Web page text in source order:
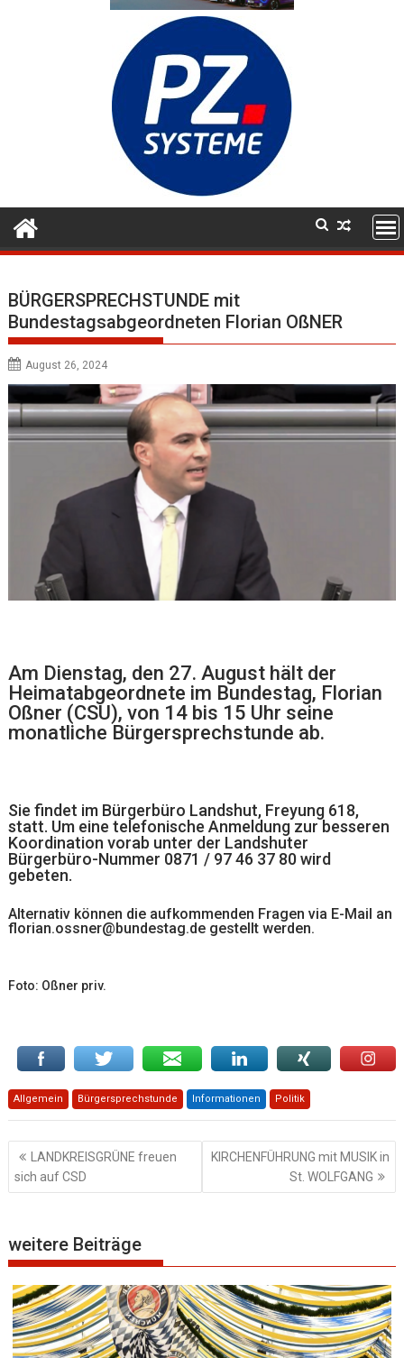
BÜRGERSPRECHSTUNDE mit
Bundestagsabgeordneten Florian OßNER
August 26, 2024
Am Dienstag, den 27. August hält der
Heimatabgeordnete im Bundestag, Florian
Oßner (CSU), von 14 bis 15 Uhr seine
monatliche Bürgersprechstunde ab.
Sie findet im Bürgerbüro Landshut, Freyung 618,
statt. Um eine telefonische Anmeldung zur besseren
Koordination vorab unter der Landshuter
Bürgerbüro-Nummer 0871 / 97 46 37 80 wird
gebeten.
Alternativ können die aufkommenden Fragen via E-Mail an
florian.ossner@bundestag.de gestellt werden.
Foto: Oßner priv.
Allgemein Bürgersprechstunde Informationen Politik
Beitragsnavigation
LANDKREISGRÜNE freuen
sich auf CSD
KIRCHENFÜHRUNG mit MUSIK in
St. WOLFGANG
weitere Beiträge